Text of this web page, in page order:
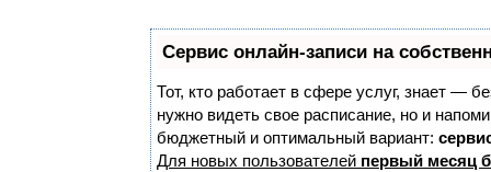
Сервис онлайн-записи на
Тот, кто работает в сфере услуг, знает —
нужно видеть свое расписание, но и
бюджетный и оптимальный вариант:
Для новых пользователей первый месяц